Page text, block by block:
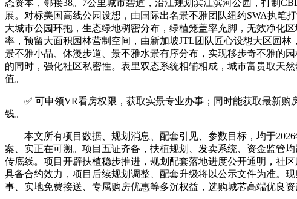
态资本，邻接38。7公里城市碧道，沿江规划滨江滨河公园，打制
展。对标美国高线公园设想，由国际出名景不雅团队纽约SWA执笔
大城市公园环抱，生态绿地稠密分布，绿植笼盖率充脚，无效净化
率，预留大面积园林营制空间，由新加坡JTL团队匠心设想大区园
景不雅小品、休漫步道、景不雅水景有序分布，实现移步奇不雅的
的同时，强化社区私密性。表里双态系统相辅相成，城市富贵取天
值。
✅ 可申领VR看房权限，获取实景专业办事；同时能获取最新购
钱。
本文所有项目数据、规划消息、配套引见、参数目标，均于2026
案、实正在可溯。项目五证齐备，扶植规划、发卖系统、资金监管
传底线。项目开辟扶植稳步推进，规划配套落地进度公开通明，社
具备合约效力，项目后续规划调整、配套升级将以公示文件为准。
事、实地免费接送、专属购房优惠等多沉权益，选购城芯高端优良资